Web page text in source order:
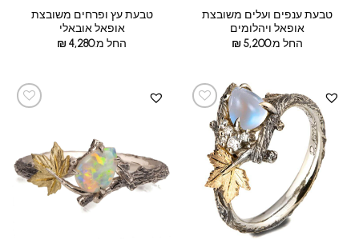
טבעת ענפים ועלים משובצת
אופאל ויהלומים
החל מ:
₪5,200
טבעת עץ ופרחים משובצת
אופאל אובאלי
החל מ:
₪4,280